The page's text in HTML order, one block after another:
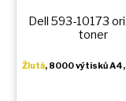
Dell 593-10173
toner
Žlutá, 8000 výtisků A4,